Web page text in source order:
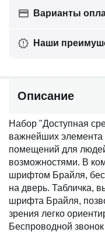
Варианты
Наши
Описание
Набор "Доступная
важнейших элемента
помещений для
возможностями. В
шрифтом Брайля,
на дверь. Табличка,
шрифта Брайля,
зрения легко
Беспроводной